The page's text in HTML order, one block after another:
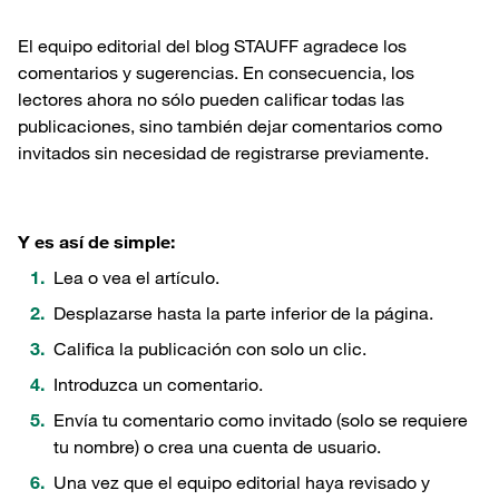
El equipo editorial del blog STAUFF agradece los
comentarios y sugerencias. En consecuencia, los
lectores ahora no sólo pueden calificar todas las
publicaciones, sino también dejar comentarios como
invitados sin necesidad de registrarse previamente.
Y es así de simple:
Lea o vea el artículo.
Desplazarse hasta la parte inferior de la página.
Califica la publicación con solo un clic.
Introduzca un comentario.
Envía tu comentario como invitado (solo se requiere
tu nombre) o crea una cuenta de usuario.
Una vez que el equipo editorial haya revisado y